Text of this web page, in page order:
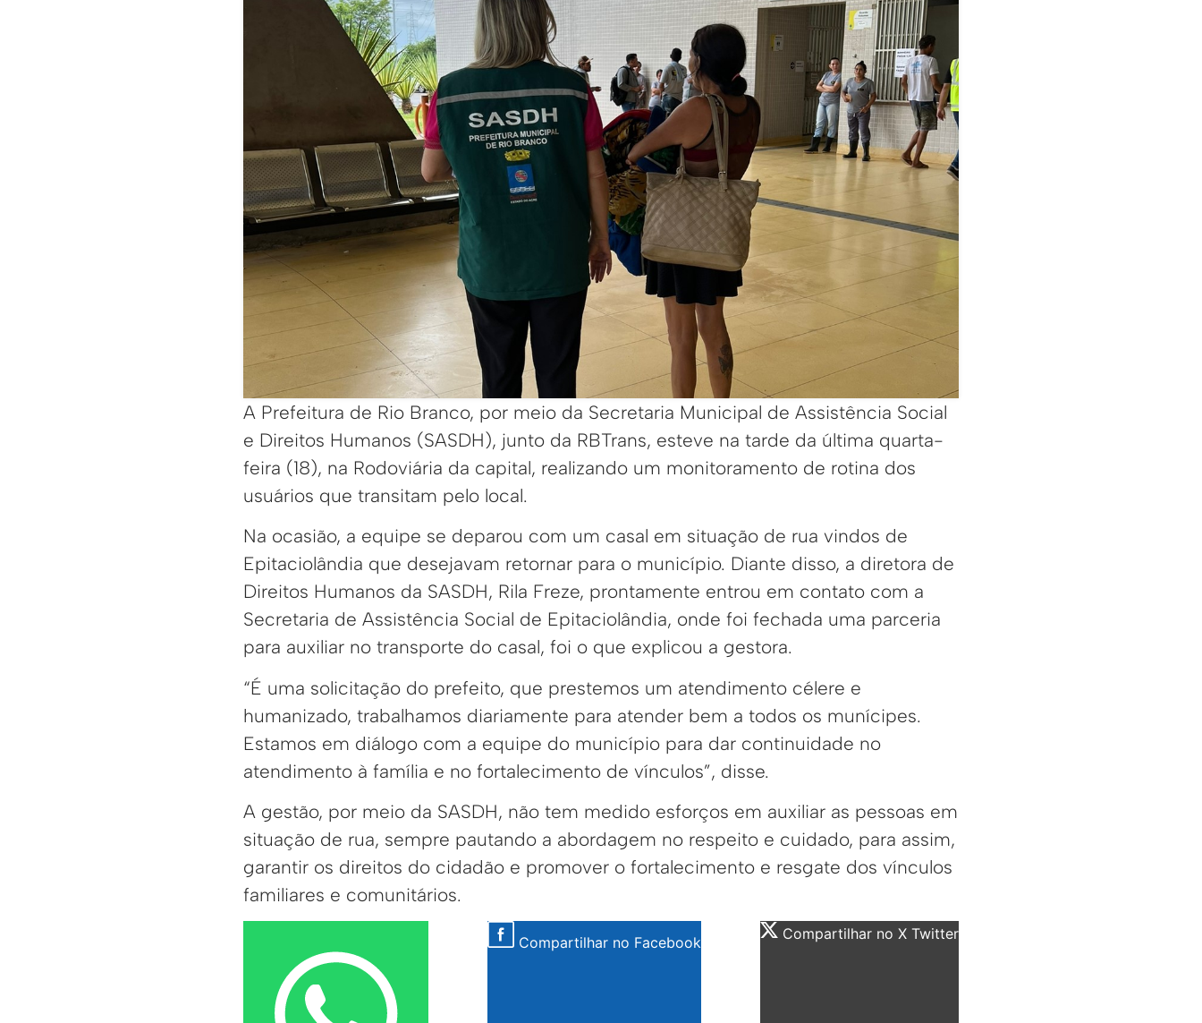
A Prefeitura de Rio Branco, por meio da Secretaria Municipal de Assistência Social
e Direitos Humanos (SASDH), junto da RBTrans, esteve na tarde da última quarta-
feira (18), na Rodoviária da capital, realizando um monitoramento de rotina dos
usuários que transitam pelo local.
Na ocasião, a equipe se deparou com um casal em situação de rua vindos de
Epitaciolândia que desejavam retornar para o município. Diante disso, a diretora de
Direitos Humanos da SASDH, Rila Freze, prontamente entrou em contato com a
Secretaria de Assistência Social de Epitaciolândia, onde foi fechada uma parceria
para auxiliar no transporte do casal, foi o que explicou a gestora.
“É uma solicitação do prefeito, que prestemos um atendimento célere e
humanizado, trabalhamos diariamente para atender bem a todos os munícipes.
Estamos em diálogo com a equipe do município para dar continuidade no
atendimento à família e no fortalecimento de vínculos”, disse.
A gestão, por meio da SASDH, não tem medido esforços em auxiliar as pessoas em
situação de rua, sempre pautando a abordagem no respeito e cuidado, para assim,
garantir os direitos do cidadão e promover o fortalecimento e resgate dos vínculos
familiares e comunitários.
Compartilhar no Facebook Compartilhar no X Twitter